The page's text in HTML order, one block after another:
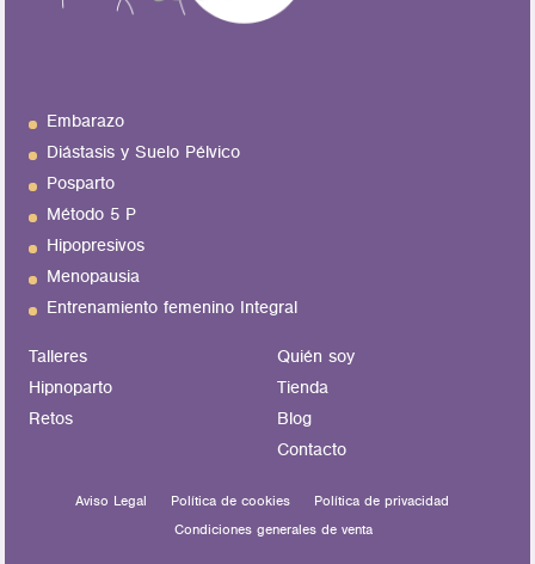
Embarazo
Diástasis y Suelo Pélvico
Posparto
Método 5 P
Hipopresivos
Menopausia
Entrenamiento femenino Integral
Talleres
Hipnoparto
Retos
Quién soy
Tienda
Blog
Contacto
Aviso Legal Política de cookies
Política de privacidad
Condiciones generales de venta